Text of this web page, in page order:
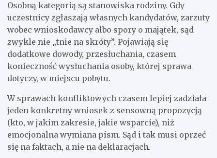
Osobną kategorią są stanowiska rodziny. Gdy
uczestnicy zgłaszają własnych kandydatów, zarzuty
wobec wnioskodawcy albo spory o majątek, sąd
zwykle nie „tnie na skróty”. Pojawiają się
dodatkowe dowody, przesłuchania, czasem
konieczność wysłuchania osoby, której sprawa
dotyczy, w miejscu pobytu.
W sprawach konfliktowych czasem lepiej zadziała
jeden konkretny wniosek z sensowną propozycją
(kto, w jakim zakresie, jakie wsparcie), niż
emocjonalna wymiana pism. Sąd i tak musi oprzeć
się na faktach, a nie na deklaracjach.